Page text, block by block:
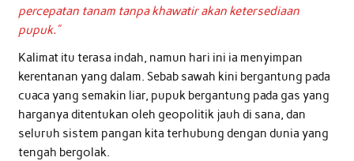
percepatan tanam tanpa khawatir akan ketersediaan
pupuk.”
Kalimat itu terasa indah, namun hari ini ia menyimpan
kerentanan yang dalam. Sebab sawah kini bergantung pada
cuaca yang semakin liar, pupuk bergantung pada gas yang
harganya ditentukan oleh geopolitik jauh di sana, dan
seluruh sistem pangan kita terhubung dengan dunia yang
tengah bergolak.